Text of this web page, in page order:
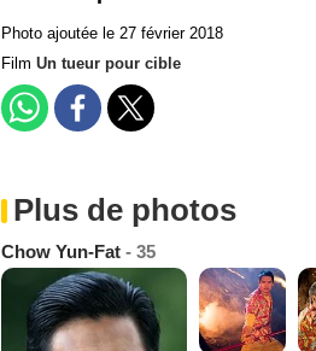
Photo ajoutée le 27 février 2018
Film Un tueur pour cible
Plus de photos
Chow Yun-Fat - 35